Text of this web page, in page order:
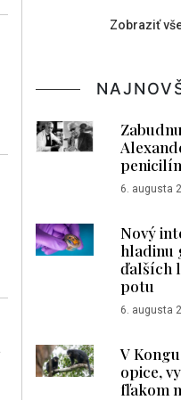
Zobraziť
6. augusta
Nový
hladinu
ďalších
potu
6. augusta
V
opice,
fľakom